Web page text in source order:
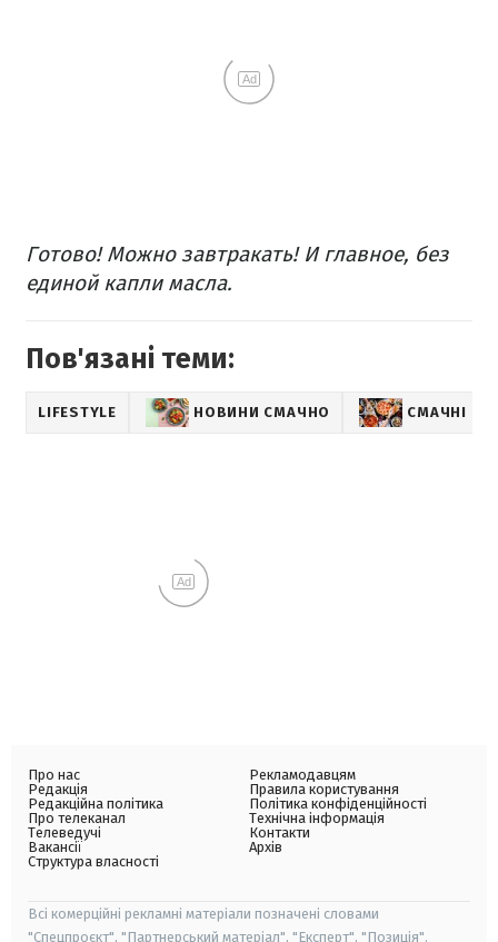
Ad
Готово! Можно завтракать! И главное, без
единой капли масла.
Пов'язані теми:
LIFESTYLE НОВИНИ СМАЧНО СМАЧНІ
Ad
Про нас
Редакція
Редакційна політика
Про телеканал
Телеведучі
Вакансії
Структура власності
Рекламодавцям
Правила користування
Політика конфіденційності
Технічна інформація
Контакти
Архів
Всі комерційні рекламні матеріали позначені словами
"Спецпроєкт", "Партнерський матеріал", "Експерт", "Позиція".